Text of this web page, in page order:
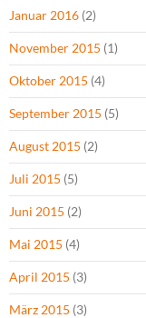
Januar 2016 (2)
November 2015 (1)
Oktober 2015 (4)
September 2015 (5)
August 2015 (2)
Juli 2015 (5)
Juni 2015 (2)
Mai 2015 (4)
April 2015 (3)
März 2015 (3)